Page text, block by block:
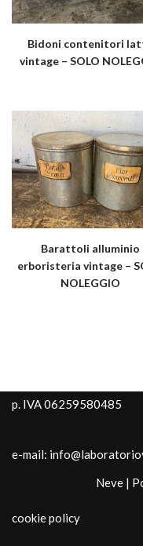
Bidoni contenitori
vintage – SOLO
Barattoli alluminio
erboristeria vintage –
NOLEGGIO
p. IVA 06259580485
e-mail:
Neve |
cookie policy